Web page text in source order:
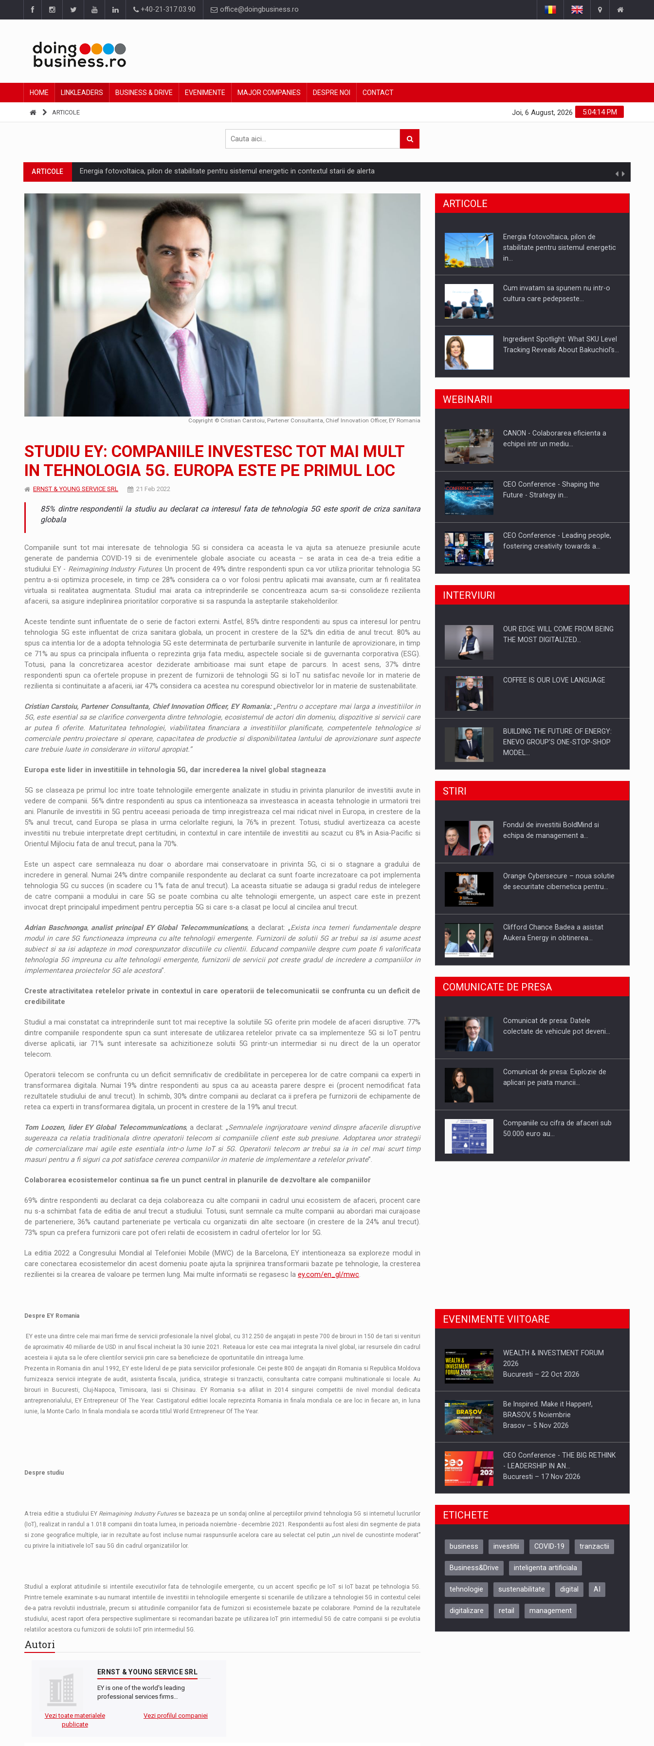
+40-21-317.03.90 office@doingbusiness.ro
HOME LINKLEADERS BUSINESS & DRIVE EVENIMENTE MAJOR COMPANIES DESPRE NOI CONTACT
ARTICOLE 5:04:15 PM
Joi, 6 August, 2026
ARTICOLE Energia fotovoltaica, pilon de stabilitate pentru sistemul energetic in contextul starii de alerta
ARTICOLE Cum invatam sa spunem nu intr-o cultura care pedepseste granitele?
ARTICOLE Ingredient Spotlight: What SKU Level Tracking Reveals About Bakuchiol's Evolution
Producatorii si comerciantii care nu se supun noilor reglementari UE privind ambalajele pot risca retragerea produselor din piata
INTERVIURI LEADERSHIP IN MISCARE
CU BATERIILE PERMANENT INCARCATE
INTERVIURI PUTTING ROMANIAN CORPORATE COMPANIES ON THE INTERNATIONAL BUSINESS SCENE
OUR EDGE WILL COME FROM BEING THE MOST DIGITALIZED WHOLESALER IN ROMANIA
COFFEE IS OUR LOVE LANGUAGE
Hard Enduro Piatra Craiului 2026, fueled by benzinariile RO concept OSCAR – peste 500 de participanti
Fondul de investitii BoldMind si echipa de management a Pall-Ex, liderul pietei de transport paletizat din Romania, preiau compania intr-o tranzactie de peste 25…
STIRI RANGE ROVER DEZVALUIE AL CINCILEA MEMBRU AL FAMILIEI: RANGE ROVER GT
STIRI JAECOO 5 SHS-H a ajuns in Romania
ARTICOLE Proteinmaxxing and the Future of Protein Demand
Copyright © Cristian Carstoiu, Partener Consultanta, Chief Innovation Officer, EY Romania
STUDIU EY: COMPANIILE INVESTESC TOT MAI MULT
IN TEHNOLOGIA 5G. EUROPA ESTE PE PRIMUL LOC
ERNST & YOUNG SERVICE SRL 21 Feb 2022
85% dintre respondentii la studiu au declarat ca interesul fata de tehnologia 5G este sporit de criza sanitara
globala
Companiile sunt tot mai interesate de tehnologia 5G si considera ca aceasta le va ajuta sa atenueze presiunile acute
generate de pandemia COVID-19 si de evenimentele globale asociate cu aceasta – se arata in cea de-a treia editie a
studiului EY - Reimagining Industry Futures. Un procent de 49% dintre respondenti spun ca vor utiliza prioritar tehnologia 5G
pentru a-si optimiza procesele, in timp ce 28% considera ca o vor folosi pentru aplicatii mai avansate, cum ar fi realitatea
virtuala si realitatea augmentata. Studiul mai arata ca intreprinderile se concentreaza acum sa-si consolideze rezilienta
afacerii, sa asigure indeplinirea prioritatilor corporative si sa raspunda la asteptarile stakeholderilor.
Aceste tendinte sunt influentate de o serie de factori externi. Astfel, 85% dintre respondenti au spus ca interesul lor pentru
tehnologia 5G este influentat de criza sanitara globala, un procent in crestere de la 52% din editia de anul trecut. 80% au
spus ca intentia lor de a adopta tehnologia 5G este determinata de perturbarile survenite in lanturile de aprovizionare, in timp
ce 71% au spus ca principala influenta o reprezinta grija fata mediu, aspectele sociale si de guvernanta corporativa (ESG).
Totusi, pana la concretizarea acestor deziderate ambitioase mai sunt etape de parcurs. In acest sens, 37% dintre
respondenti spun ca ofertele propuse in prezent de furnizorii de tehnologii 5G si IoT nu satisfac nevoile lor in materie de
rezilienta si continuitate a afacerii, iar 47% considera ca acestea nu corespund obiectivelor lor in materie de sustenabilitate.
Cristian Carstoiu, Partener Consultanta, Chief Innovation Officer, EY Romania:„Pentru o acceptare mai larga a investitiilor in
5G, este esential sa se clarifice convergenta dintre tehnologie, ecosistemul de actori din domeniu, dispozitive si servicii care
ar putea fi oferite. Maturitatea tehnologiei, viabilitatea financiara a investitiilor planificate, competentele tehnologice si
comerciale pentru proiectare si operare, capacitatea de productie si disponibilitatea lantului de aprovizionare sunt aspecte
care trebuie luate in considerare in viitorul apropiat.”
Europa este lider in investitiile in tehnologia 5G, dar increderea la nivel global stagneaza
5G se claseaza pe primul loc intre toate tehnologiile emergente analizate in studiu in privinta planurilor de investitii avute in
vedere de companii. 56% dintre respondenti au spus ca intentioneaza sa investeasca in aceasta tehnologie in urmatorii trei
ani. Planurile de investitii in 5G pentru aceeasi perioada de timp inregistreaza cel mai ridicat nivel in Europa, in crestere de la
5% anul trecut, cand Europa se plasa in urma celorlalte regiuni, la 76% in prezent. Totusi, studiul avertizeaza ca aceste
investitii nu trebuie interpretate drept certitudini, in contextul in care intentiile de investitii au scazut cu 8% in Asia-Pacific si
Orientul Mijlociu fata de anul trecut, pana la 70%.
Este un aspect care semnaleaza nu doar o abordare mai conservatoare in privinta 5G, ci si o stagnare a gradului de
incredere in general. Numai 24% dintre companiile respondente au declarat ca sunt foarte increzatoare ca pot implementa
tehnologia 5G cu succes (in scadere cu 1% fata de anul trecut). La aceasta situatie se adauga si gradul redus de intelegere
de catre companii a modului in care 5G se poate combina cu alte tehnologii emergente, un aspect care este in prezent
invocat drept principalul impediment pentru perceptia 5G si care s-a clasat pe locul al cincilea anul trecut.
Adrian Baschnonga, analist principal EY Global Telecommunications, a declarat: „Exista inca temeri fundamentale despre
modul in care 5G functioneaza impreuna cu alte tehnologii emergente. Furnizorii de solutii 5G ar trebui sa isi asume acest
subiect si sa isi adapteze in mod corespunzator discutiile cu clientii. Educand companiile despre cum poate fi valorificata
tehnologia 5G impreuna cu alte tehnologii emergente, furnizorii de servicii pot creste gradul de incredere a companiilor in
implementarea proiectelor 5G ale acestora”.
Creste atractivitatea retelelor private in contextul in care operatorii de telecomunicatii se confrunta cu un deficit de
credibilitate
Studiul a mai constatat ca intreprinderile sunt tot mai receptive la solutiile 5G oferite prin modele de afaceri disruptive. 77%
dintre companiile respondente spun ca sunt interesate de utilizarea retelelor private ca sa implementeze 5G si IoT pentru
diverse aplicatii, iar 71% sunt interesate sa achizitioneze solutii 5G printr-un intermediar si nu direct de la un operator
telecom.
Operatorii telecom se confrunta cu un deficit semnificativ de credibilitate in perceperea lor de catre companii ca experti in
transformarea digitala. Numai 19% dintre respondenti au spus ca au aceasta parere despre ei (procent nemodificat fata
rezultatele studiului de anul trecut). In schimb, 30% dintre companii au declarat ca ii prefera pe furnizorii de echipamente de
retea ca experti in transformarea digitala, un procent in crestere de la 19% anul trecut.
Tom Loozen, lider EY Global Telecommunications, a declarat: „Semnalele ingrijoratoare venind dinspre afacerile disruptive
sugereaza ca relatia traditionala dintre operatorii telecom si companiile client este sub presiune. Adoptarea unor strategii
de comercializare mai agile este esentiala intr-o lume IoT si 5G. Operatorii telecom ar trebui sa ia in cel mai scurt timp
masuri pentru a fi siguri ca pot satisface cererea companiilor in materie de implementare a retelelor private”.
Colaborarea ecosistemelor continua sa fie un punct central in planurile de dezvoltare ale companiilor
69% dintre respondenti au declarat ca deja colaboreaza cu alte companii in cadrul unui ecosistem de afaceri, procent care
nu s-a schimbat fata de editia de anul trecut a studiului. Totusi, sunt semnale ca multe companii au abordari mai curajoase
de parteneriere, 36% cautand parteneriate pe verticala cu organizatii din alte sectoare (in crestere de la 24% anul trecut).
73% spun ca prefera furnizorii care pot oferi relatii de ecosistem in cadrul ofertelor lor lor 5G.
La editia 2022 a Congresului Mondial al Telefoniei Mobile (MWC) de la Barcelona, EY intentioneaza sa exploreze modul in
care conectarea ecosistemelor din acest domeniu poate ajuta la sprijinirea transformarii bazate pe tehnologie, la cresterea
rezilientei si la crearea de valoare pe termen lung. Mai multe informatii se regasesc la ey.com/en_gl/mwc.
Despre EY Romania
EY este una dintre cele mai mari firme de servicii profesionale la nivel global, cu 312.250 de angajati in peste 700 de birouri in 150 de tari si venituri
de aproximativ 40 miliarde de USD in anul fiscal incheiat la 30 iunie 2021. Reteaua lor este cea mai integrata la nivel global, iar resursele din cadrul
acesteia ii ajuta sa le ofere clientilor servicii prin care sa beneficieze de oportunitatile din intreaga lume.
Prezenta in Romania din anul 1992, EY este liderul de pe piata serviciilor profesionale. Cei peste 800 de angajati din Romania si Republica Moldova
furnizeaza servicii integrate de audit, asistenta fiscala, juridica, strategie si tranzactii, consultanta catre companii multinationale si locale. Au
birouri in Bucuresti, Cluj-Napoca, Timisoara, Iasi si Chisinau. EY Romania s-a afiliat in 2014 singurei competitii de nivel mondial dedicata
antreprenorialului, EY Entrepreneur Of The Year. Castigatorul editiei locale reprezinta Romania in finala mondiala ce are loc in fiecare an, in luna
iunie, la Monte Carlo. In finala mondiala se acorda titlul World Entrepreneur Of The Year.
Despre studiu
A treia editie a studiului EY Reimagining Industry Futuresse bazeaza pe un sondaj online al perceptiilor privind tehnologia 5G si internetul lucrurilor
(IoT), realizat in randul a 1.018 companii din toata lumea, in perioada noiembrie - decembrie 2021. Respondentii au fost alesi din segmente de piata
si zone geografice multiple, iar in rezultate au fost incluse numai raspunsurile acelora care au selectat cel putin „un nivel de cunostinte moderat”
cu privire la initiativele IoT sau 5G din cadrul organizatiilor lor.
Studiul a explorat atitudinile si intentiile executivilor fata de tehnologiile emergente, cu un accent specific pe IoT si IoT bazat pe tehnologia 5G.
Printre temele examinate s-au numarat intentiile de investitii in tehnologiile emergente si scenariile de utilizare a tehnologiei 5G in contextul celei
de-a patra revolutii industriale, precum si atitudinile companiilor fata de furnizori si ecosistemele bazate pe colaborare. Pornind de la rezultatele
studiului, acest raport ofera perspective suplimentare si recomandari bazate pe utilizarea IoT prin intermediul 5G de catre companii si pe evolutia
relatiilor acestora cu furnizorii de solutii IoT prin intermediul 5G.
Autori
ERNST & YOUNG SERVICE SRL
EY is one of the world's leading
professional services firms…
Vezi toate materialele
publicate
Vezi profilul companiei
ARTICOLE
Energia fotovoltaica, pilon de
stabilitate pentru sistemul energetic
in…
Cum invatam sa spunem nu intr-o
cultura care pedepseste…
Ingredient Spotlight: What SKU Level
Tracking Reveals About Bakuchiol's…
Producatorii si comerciantii care nu
Proteinmaxxing and the Future of
WEBINARII
CANON - Colaborarea eficienta a
echipei intr un mediu…
CEO Conference - Shaping the
Future - Strategy in…
CEO Conference - Leading people,
fostering creativity towards a…
CEO Conference - Shaping The
Webinar - Business Evolution-
INTERVIURI
OUR EDGE WILL COME FROM BEING
THE MOST DIGITALIZED…
COFFEE IS OUR LOVE LANGUAGE
BUILDING THE FUTURE OF ENERGY:
ENEVO GROUP’S ONE-STOP-SHOP
MODEL…
ROOTED IN ROMANIA, BUILT TO
PUTTING ROMANIAN CORPORATE
STIRI
Fondul de investitii BoldMind si
echipa de management a…
Orange Cybersecure – noua solutie
de securitate cibernetica pentru…
Clifford Chance Badea a asistat
Aukera Energy in obtinerea…
SAPTE PERSONALITATI DIN MEDIUL
DE AFACERI, ACADEMIC SI
Hard Enduro Piatra Craiului 2026,
COMUNICATE DE PRESA
Comunicat de presa: Datele
colectate de vehicule pot deveni…
Comunicat de presa: Explozie de
aplicari pe piata muncii…
Companiile cu cifra de afaceri sub
50.000 euro au…
EVENIMENTE VIITOARE
WEALTH & INVESTMENT FORUM
2026
Bucuresti – 22 Oct 2026
Be Inspired. Make it Happen!,
BRASOV, 5 Noiembrie
Brasov – 5 Nov 2026
CEO Conference - THE BIG RETHINK
- LEADERSHIP IN AN…
Bucuresti – 17 Nov 2026
Be Inspired. Make it Happen!, CLUJ, 9
ARTEMIS LETO, ORADEA, 8
Oradea – 8 Oct 2026
ETICHETE
business investitii COVID-19 tranzactii
Business&Drive inteligenta artificiala
tehnologie sustenabilitate digital AI
digitalizare retail management